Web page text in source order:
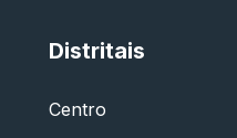
Distritais
Centro